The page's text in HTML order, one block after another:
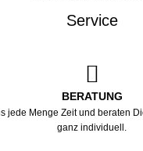
Service
BERATUNG
jede Menge Zeit und beraten
ganz individuell.